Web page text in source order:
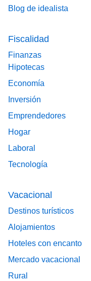
Blog de idealista
Fiscalidad
Finanzas
Hipotecas
Economía
Inversión
Emprendedores
Hogar
Laboral
Tecnología
Vacacional
Destinos turísticos
Alojamientos
Hoteles con encanto
Mercado vacacional
Rural